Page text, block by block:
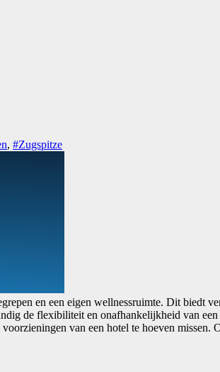
, #Zugspitze
en een eigen wellnessruimte. Dit biedt
de flexibiliteit en onafhankelijkheid van
van een hotel te hoeven